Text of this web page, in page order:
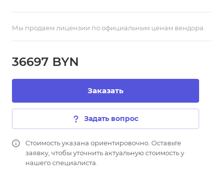
Мы продаем лицензии по официальным ценам вендора.
36697 BYN
Заказать
Задать вопрос
Стоимость указана ориентировочно. Оставьте
заявку, чтобы уточнить актуальную стоимость у
нашего специалиста.